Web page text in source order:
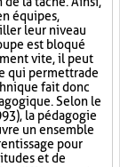
équipes,
leur niveau
est bloqué
vite, il peut
qui permettra de
fait donc
Selon le
la pédagogie
un ensemble
pour
et de